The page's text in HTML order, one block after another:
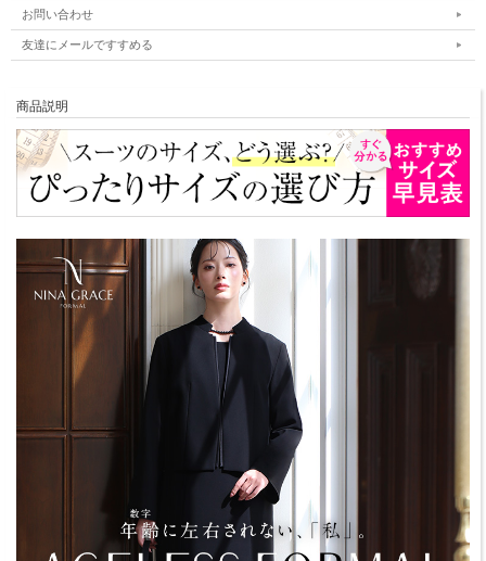
お問い合わせ
友達にメールですすめる
商品説明